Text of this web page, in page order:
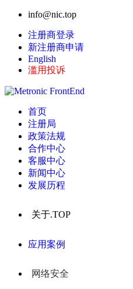
info@nic.top
注册商登录
新注册商申请
English
滥用投诉
首页
注册局
政策法规
合作中心
客服中心
新闻中心
发展历程
关于.TOP
应用案例
网络安全